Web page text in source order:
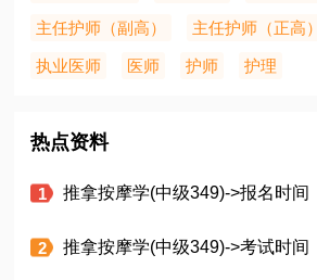
主任护师（副高） 主任护师（正高）
执业医师 医师 护师 护理
热点资料
推拿按摩学(中级349)->报名时间
推拿按摩学(中级349)->考试时间